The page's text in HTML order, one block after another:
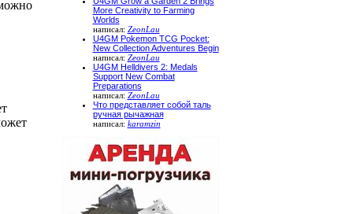
More Creativity to Farming
Worlds
написал: ZeonLau
U4GM Pokemon TCG Pocket:
New Collection Adventures Begin
написал: ZeonLau
U4GM Helldivers 2: Medals
Support New Combat
Preparations
написал: ZeonLau
Что представляет собой таль
ручная рычажная
написал: karamzin